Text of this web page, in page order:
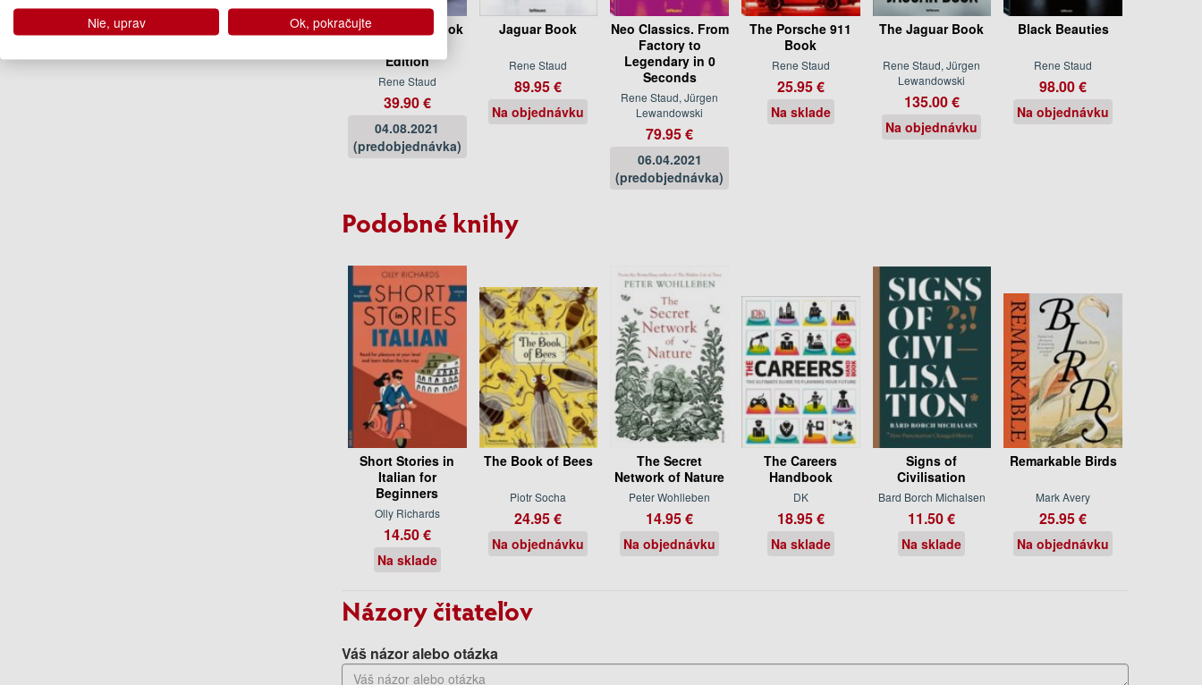
Classic Cars Book
Edition
Rene Staud
39.90 €
04.08.2021
(predobjednávka)
Jaguar Book
Rene Staud
89.95 €
Na objednávku
Neo Classics. From
Factory to
Legendary in 0
Seconds
Rene Staud, Jürgen
Lewandowski
79.95 €
06.04.2021
(predobjednávka)
The Porsche 911
Book
Rene Staud
25.95 €
Na sklade
The Jaguar Book
Rene Staud, Jürgen
Lewandowski
135.00 €
Na objednávku
Black Beauties
Rene Staud
98.00 €
Na objednávku
Podobné knihy
Short Stories in
Italian for
Beginners
Olly Richards
14.50 €
Na sklade
The Book of Bees
Piotr Socha
24.95 €
Na objednávku
The Secret
Network of Nature
Peter Wohlleben
14.95 €
Na objednávku
The Careers
Handbook
DK
18.95 €
Na sklade
Signs of
Civilisation
Bard Borch Michalsen
11.50 €
Na sklade
Remarkable Birds
Mark Avery
25.95 €
Na objednávku
Názory čitateľov
Váš názor alebo otázka
Nie, uprav Ok, pokračujte